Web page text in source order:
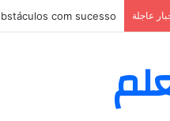
عاجلة y ganar puntos sin fin